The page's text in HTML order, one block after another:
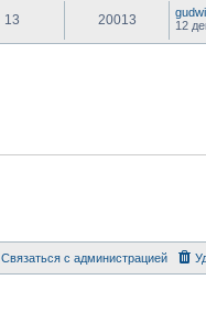
13 20013
12
Связаться с администрацией